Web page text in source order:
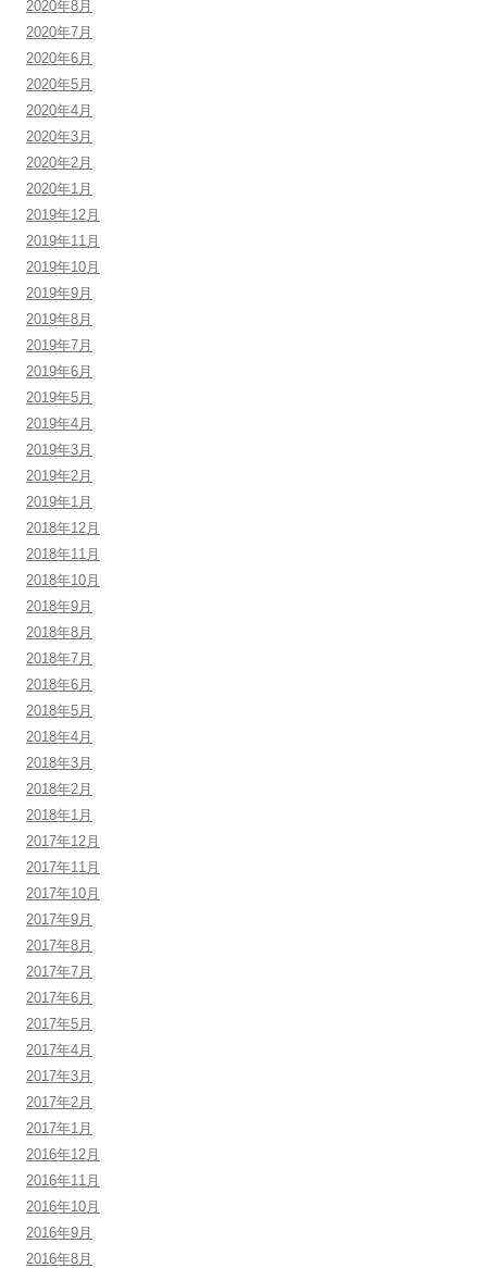
2020年8月
2020年7月
2020年6月
2020年5月
2020年4月
2020年3月
2020年2月
2020年1月
2019年12月
2019年11月
2019年10月
2019年9月
2019年8月
2019年7月
2019年6月
2019年5月
2019年4月
2019年3月
2019年2月
2019年1月
2018年12月
2018年11月
2018年10月
2018年9月
2018年8月
2018年7月
2018年6月
2018年5月
2018年4月
2018年3月
2018年2月
2018年1月
2017年12月
2017年11月
2017年10月
2017年9月
2017年8月
2017年7月
2017年6月
2017年5月
2017年4月
2017年3月
2017年2月
2017年1月
2016年12月
2016年11月
2016年10月
2016年9月
2016年8月